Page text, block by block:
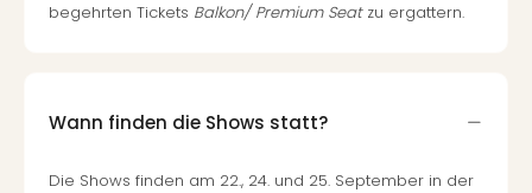
begehrten Tickets Balkon/ Premium Seatzu ergattern.
Wann finden die Shows statt?
Die Shows finden am 22., 24. und 25. September in der